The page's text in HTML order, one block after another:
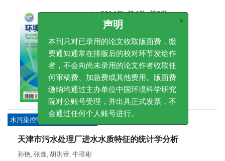
2014年, 第4卷, 第3期
封面
水污染控制治理与资源化技术
天津市污水处理厂进水水质特征的统计学分析
孙艳, 张逢, 胡洪营, 牛璋彬
声明
本刊只对已录用的论文收取版面费，缴
费通知通常在排版后的校对环节发给作
者，不会向尚未录用的论文作者收取任
何审稿费、加急费或其他费用。版面费
缴纳均通过主办单位中国环境科学研究
院对公账号受理，并出具正式发票，不